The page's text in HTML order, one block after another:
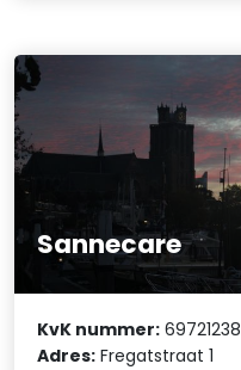
Sannecare
KvK nummer: 69721238
Adres: Fregatstraat 1